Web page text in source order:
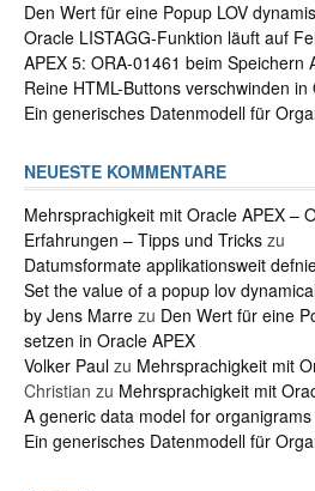
Den Wert für eine Popup LOV
Oracle LISTAGG-Funktion läuft auf
APEX 5: ORA-01461 beim Speichern
Reine HTML-Buttons verschwinden in
Ein generisches Datenmodell für
NEUESTE KOMMENTARE
Mehrsprachigkeit mit Oracle APEX –
Erfahrungen – Tipps und Tricks zu
Datumsformate applikationsweit
Set the value of a popup lov
by Jens Marre zu Den Wert für eine
setzen in Oracle APEX
Volker Paul zu Mehrsprachigkeit mit
Christian zu Mehrsprachigkeit mit
A generic data model for
Ein generisches Datenmodell für